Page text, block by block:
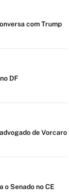
com Trump
DF
de Vorcaro
o Senado no CE